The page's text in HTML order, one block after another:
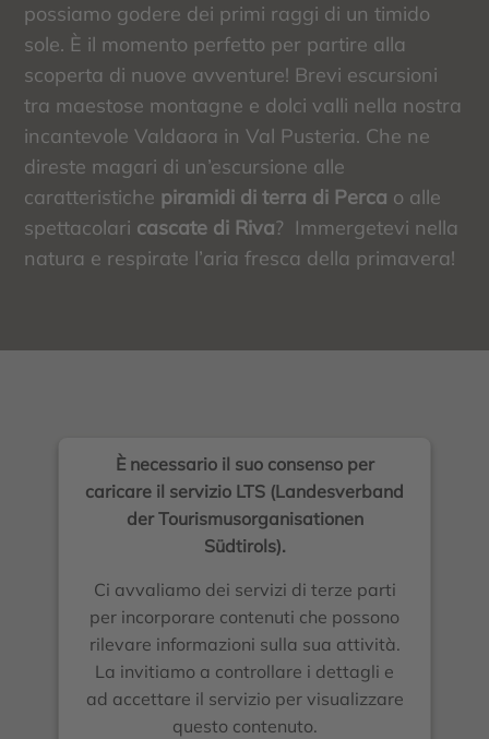
possiamo godere dei primi raggi di un timido
sole. È il momento perfetto per partire alla
scoperta di nuove avventure! Brevi escursioni
tra maestose montagne e dolci valli nella nostra
incantevole Valdaora in Val Pusteria. Che ne
direste magari di un’escursione alle
caratteristiche piramidi di terra di Perca o alle
spettacolari cascate di Riva? Immergetevi nella
natura e respirate l’aria fresca della primavera!
È necessario il suo consenso per
caricare il servizio LTS (Landesverband
der Tourismusorganisationen
Südtirols).
Ci avvaliamo dei servizi di terze parti
per incorporare contenuti che possono
rilevare informazioni sulla sua attività.
La invitiamo a controllare i dettagli e
ad accettare il servizio per visualizzare
questo contenuto.